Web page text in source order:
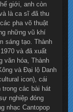
giới, anh còn
là ca sĩ đã thu
pha võ thuật
những vũ khí
sáng tạo. Thành
và đã xuất
văn hóa, Thành
và Đại lộ Danh
icon), cái
trong các bài hát
nghiệp đóng
nhạc Cantopop